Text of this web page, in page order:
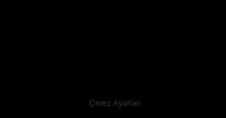
Çerez Ayarları